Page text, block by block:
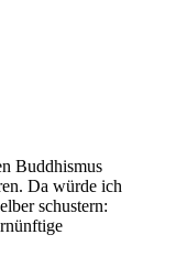
Buddhismus
Da würde ich
schustern: